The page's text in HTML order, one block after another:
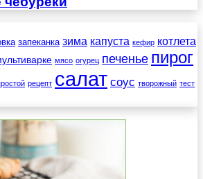
запеканка зима капуста кефир котлета
мясо огурец печенье пирог
рецепт салат соус творожный тест